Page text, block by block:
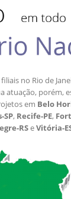
no Rio de
atuação, porém,
em Belo
SP, Recife-PE,
RSeVitória-